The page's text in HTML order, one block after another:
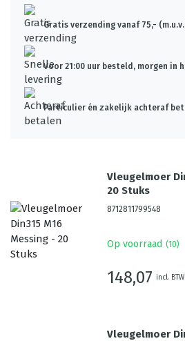
Gratis verzending vanaf 75,-
Voor 21:00 uur besteld, morgen in
Particulier én zakelijk achteraf
Vleugelmoer
20 Stuks
8712811799548
Op voorraad (10)
148,07 incl. BTW
Vleugelmoer